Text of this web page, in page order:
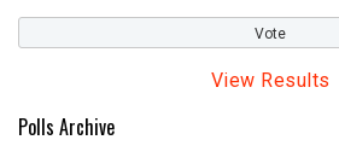
View Results
Polls Archive